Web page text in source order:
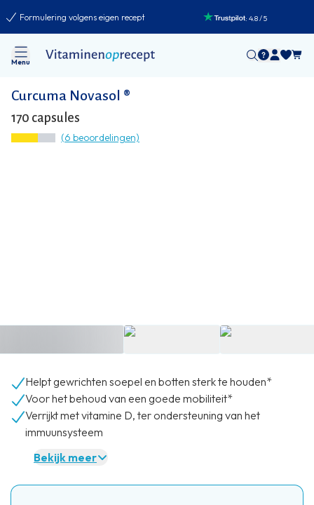
Formulering volgens eigen recept :4.8/5
Menu
Curcuma Novasol ®
170 capsules
(6 beoordelingen)
Helpt gewrichten soepel en botten sterk te houden*
Voor het behoud van een goede mobiliteit*
Verrijkt met vitamine D, ter ondersteuning van het
immuunsysteem
Bekijk meer